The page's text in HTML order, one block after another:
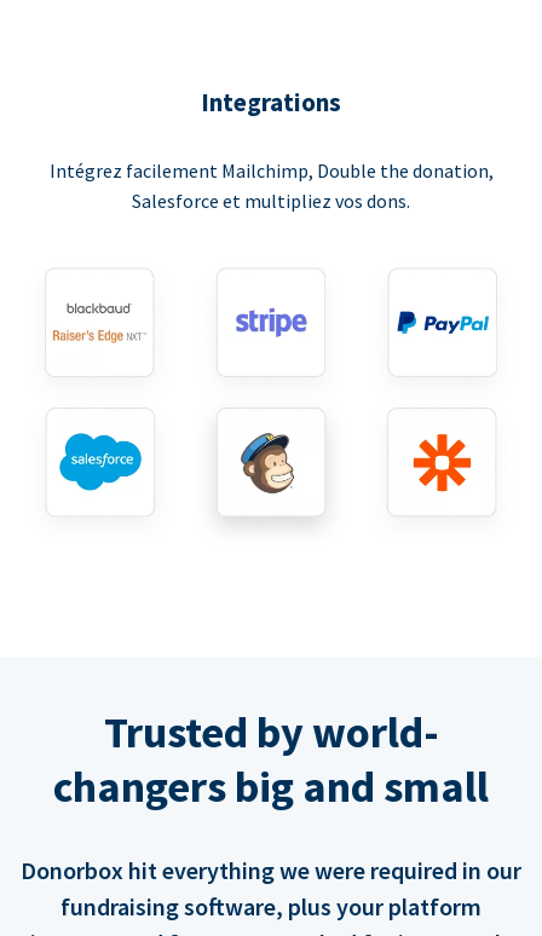
Integrations
Intégrez facilement Mailchimp, Double the donation,
Salesforce et multipliez vos dons.
Trusted by world-
changers big and small
Donorbox hit everything we were required in our
fundraising software, plus your platform